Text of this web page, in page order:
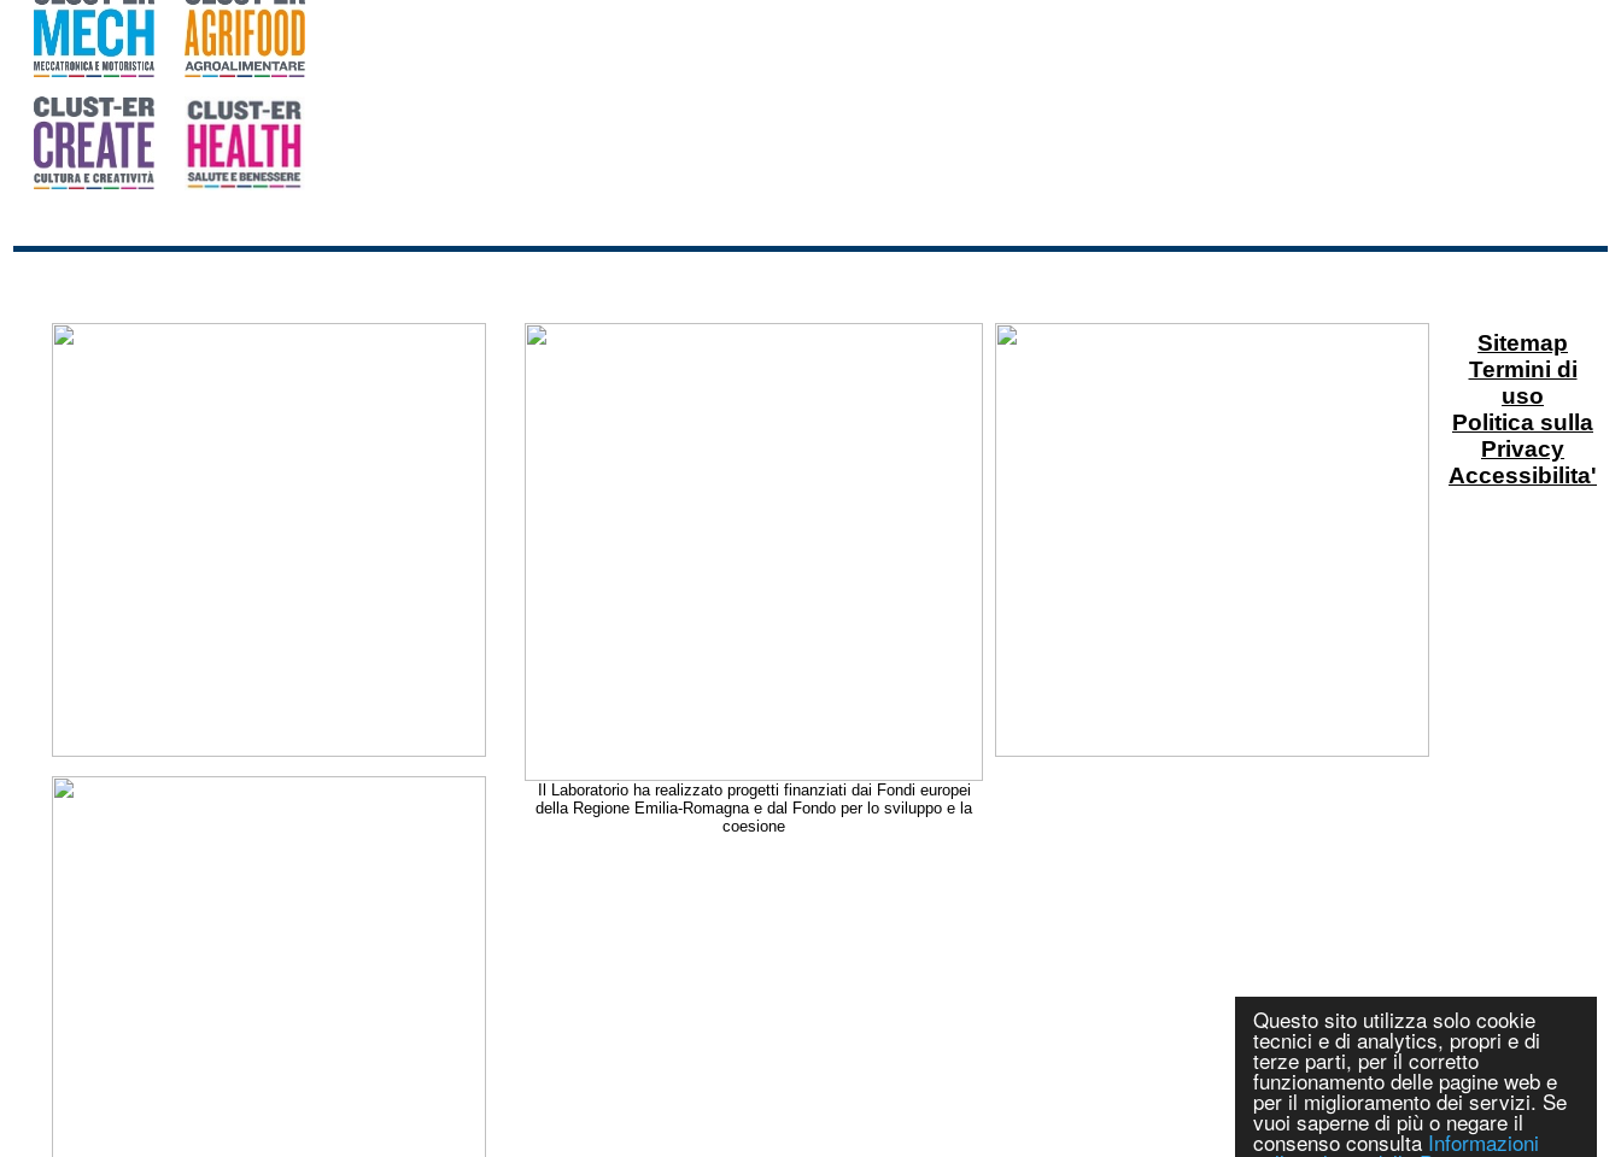
Questo sito utilizza solo cookie
tecnici e di analytics, propri e di
terze parti, per il corretto
funzionamento delle pagine web e
per il miglioramento dei servizi. Se
vuoi saperne di più o negare il
consenso consulta Informazioni
Il Laboratorio ha realizzato progetti finanziati dai Fondi europei
della Regione Emilia-Romagna e dal Fondo per lo sviluppo e la
coesione
Sitemap
Termini di
uso
Politica sulla
Privacy
Accessibilita'